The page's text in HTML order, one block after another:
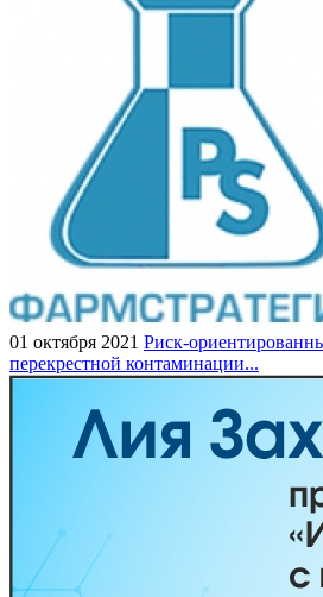
01 октября 2021 Риск-
перекрестной контаминации...